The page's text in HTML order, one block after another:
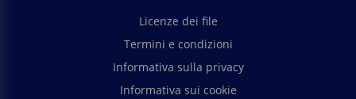
Licenze dei file
Termini e condizioni
Informativa sulla privacy
Informativa sui cookie